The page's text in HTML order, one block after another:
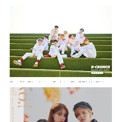
Profil, Biodata, Fakta D-CRUNCH